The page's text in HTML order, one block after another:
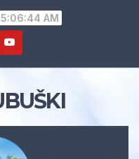
5:06:44 AM